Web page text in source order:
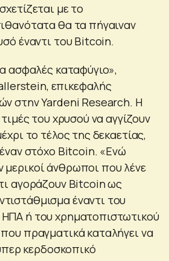
με το
θα τα πήγαιναν
έναντι του Bitcoin.
ασφαλές καταφύγιο»,
επικεφαλής
στην Yardeni Research. Η
του χρυσού να αγγίζουν
το τέλος της δεκαετίας,
στόχο Bitcoin. «Ενώ
άνθρωποι που λένε
αγοράζουν Bitcoin ως
έναντι του
ή του χρηματοπιστωτικού
πραγματικά καταλήγει να
κερδοσκοπικό